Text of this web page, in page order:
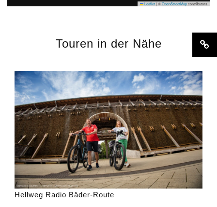
Leaflet|©OpenStreetMapcontributors
Touren in der Nähe
Hellweg Radio Bäder-Route